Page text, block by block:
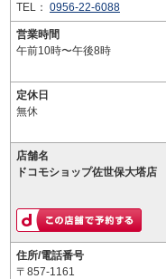
TEL： 0956-22-6088
営業時間
午前10時〜午後8時
定休日
無休
店舗名
ドコモショップ佐世保大塔店
住所/電話番号
〒857-1161